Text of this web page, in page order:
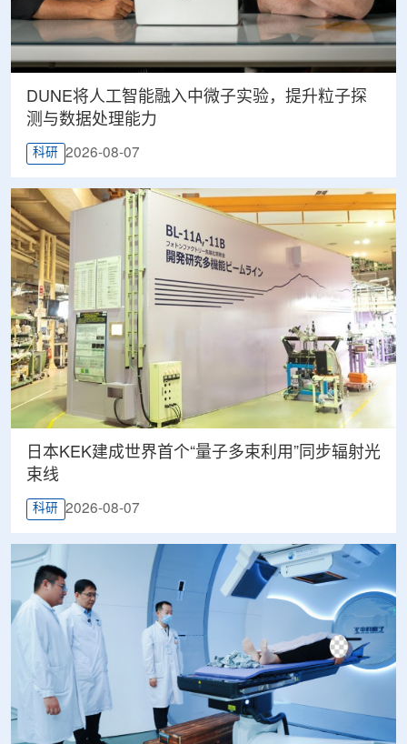
DUNE将人工智能融入中微子实验，提升粒子探
测与数据处理能力
科研 2026-08-07
日本KEK建成世界首个“量子多束利用”同步辐射光
束线
科研 2026-08-07